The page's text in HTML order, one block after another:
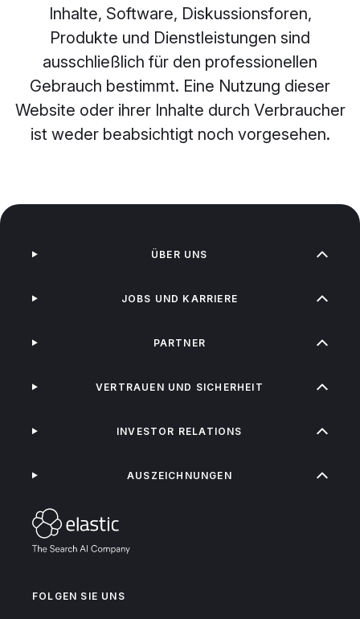
Inhalte, Software, Diskussionsforen,
Produkte und Dienstleistungen sind
ausschließlich für den professionellen
Gebrauch bestimmt. Eine Nutzung dieser
Website oder ihrer Inhalte durch Verbraucher
ist weder beabsichtigt noch vorgesehen.
FOLGEN SIE UNS
ÜBER UNS
JOBS UND KARRIERE
PARTNER
VERTRAUEN UND SICHERHEIT
INVESTOR RELATIONS
AUSZEICHNUNGEN